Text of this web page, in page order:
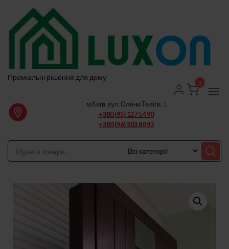
Перейти
вмісту
Преміальні рішення для дому
м.Київ, вул. Олени Теліги, 3
+380 (95) 127 54 90
+380 (96) 303 80 93
0